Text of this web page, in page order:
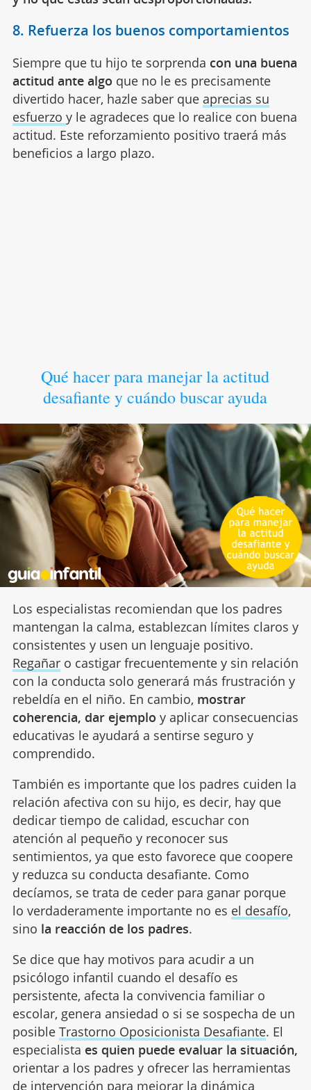
8. Refuerza los buenos comportamientos
Siempre que tu hijo te sorprenda con una buena
actitud ante algo que no le es precisamente
divertido hacer, hazle saber que aprecias su
esfuerzo y le agradeces que lo realice con buena
actitud. Este reforzamiento positivo traerá más
beneficios a largo plazo.
Qué hacer para manejar la actitud
desafiante y cuándo buscar ayuda
Los especialistas recomiendan que los padres
mantengan la calma, establezcan límites claros y
consistentes y usen un lenguaje positivo.
Regañaro castigar frecuentemente y sin relación
con la conducta solo generará más frustración y
rebeldía en el niño. En cambio, mostrar
coherencia, dar ejemplo y aplicar consecuencias
educativas le ayudará a sentirse seguro y
comprendido.
También es importante que los padres cuiden la
relación afectiva con su hijo, es decir, hay que
dedicar tiempo de calidad, escuchar con
atención al pequeño y reconocer sus
sentimientos, ya que esto favorece que coopere
y reduzca su conducta desafiante. Como
decíamos, se trata de ceder para ganar porque
lo verdaderamente importante no es el desafío,
sino la reacción de los padres.
Se dice que hay motivos para acudir a un
psicólogo infantil cuando el desafío es
persistente, afecta la convivencia familiar o
escolar, genera ansiedad o si se sospecha de un
posible Trastorno Oposicionista Desafiante. El
especialista es quien puede evaluar la situación,
orientar a los padres y ofrecer las herramientas
de intervención para mejorar la dinámica